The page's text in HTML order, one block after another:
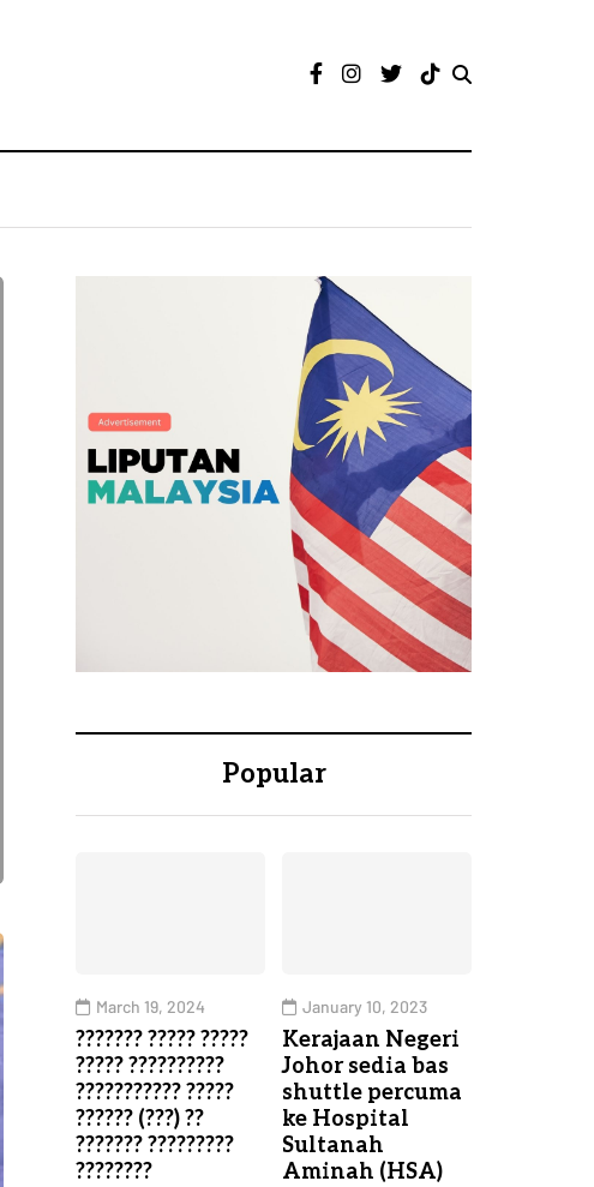
Popular
March 19, 2024
??????? ????? ?????
????? ??????????
??????????? ?????
?????? (???) ??
??????? ?????????
????????
January 10, 2023
Kerajaan Negeri
Johor sedia bas
shuttle percuma
ke Hospital
Sultanah
Aminah (HSA)